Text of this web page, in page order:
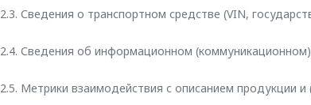
2.3. Сведения о транспортном средстве (VIN,
2.4. Сведения об информационном
2.5. Метрики взаимодействия с описанием продукции